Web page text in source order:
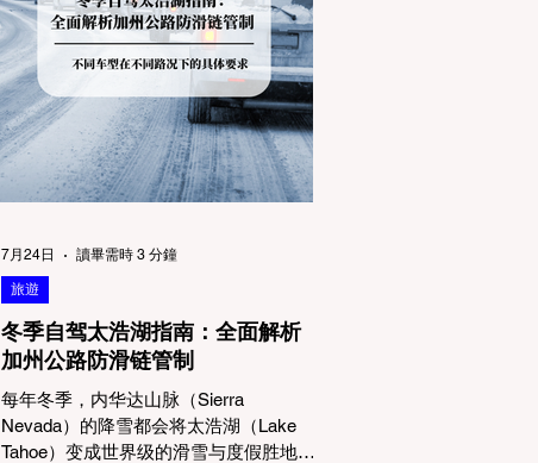
冬季自驾太浩湖指南：全面解析
加州公路防滑链管制
每年冬季，内华达山脉（Sierra
Nevada）的降雪都会将太浩湖（Lake
Tahoe）变成世界级的滑雪与度假胜地。
旅遊
7月24日 讀畢需時 3 分鐘